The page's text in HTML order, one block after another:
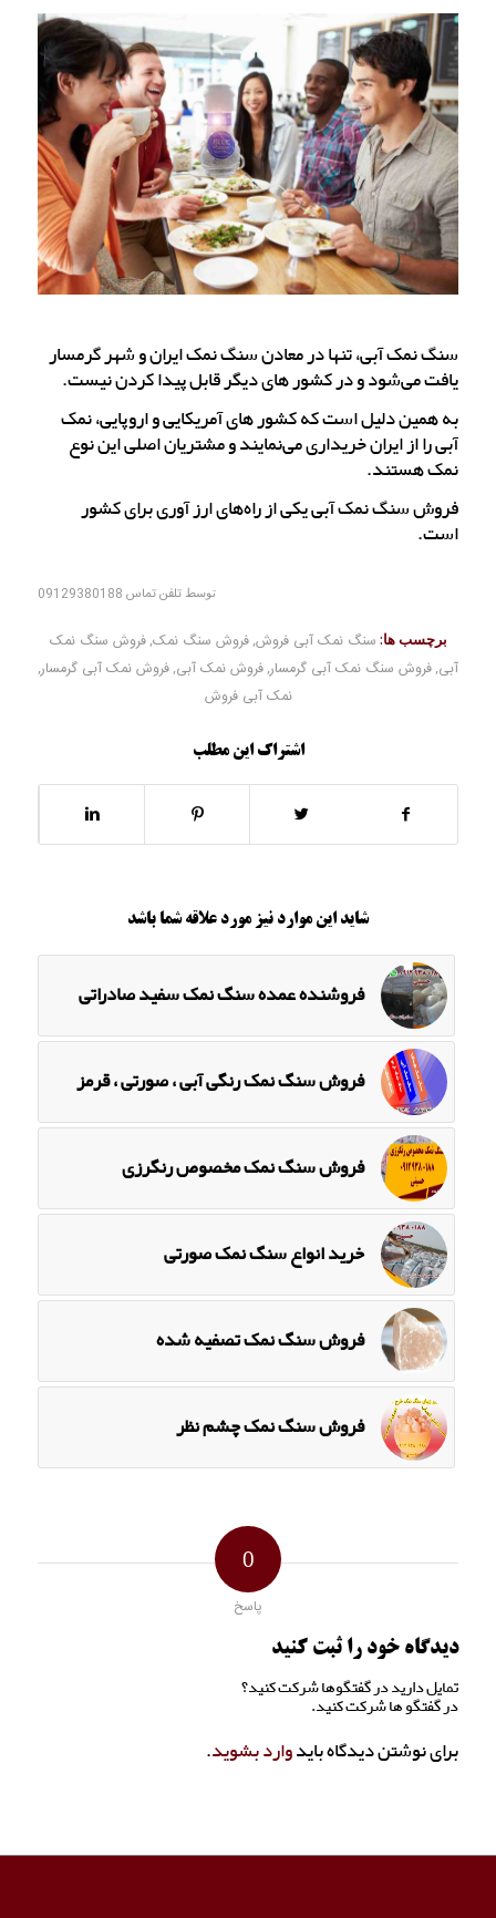
سنگ نمک آبی، تنها در معادن سنگ نمک ایران و شهر گرمسار
یافت می‌شود و در کشور های دیگر قابل پیدا کردن نیست.
به همین دلیل است که کشور های آمریکایی و اروپایی، نمک
آبی را از ایران خریداری می‌نمایند و مشتریان اصلی این نوع
نمک هستند.
فروش سنگ نمک آبی یکی از راه‌های ارز آوری برای کشور
است.
توسطتلفن تماس 09129380188
برچسب ها: سنگ نمک آبی فروش,فروش سنگ نمک,فروش سنگ نمک
آبی, فروش سنگ نمک آبی گرمسار, فروش نمک آبی, فروش نمک آبی گرمسار,
نمک آبی فروش
اشتراک این مطلب
شاید این موارد نیز مورد علاقه شما باشد
فروشنده عمده سنگ نمک سفید صادراتی
فروش سنگ نمک رنگی آبی ، صورتی ، قرمز
فروش سنگ نمک مخصوص رنگرزی
خرید انواع سنگ نمک صورتی
فروش سنگ نمک تصفیه شده
فروش سنگ نمک چشم نظر
0
پاسخ
دیدگاه خود را ثبت کنید
تمایل دارید در گفتگوها شرکت کنید؟
در گفتگو ها شرکت کنید.
برای نوشتن دیدگاه بایدوارد بشوید.